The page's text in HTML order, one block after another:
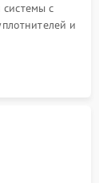
с
и
корпуса
для